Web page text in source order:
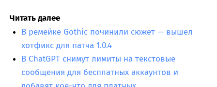
Читать далее
В ремейке Gothic починили сюжет — вышел
хотфикс для патча 1.0.4
В ChatGPT снимут лимиты на текстовые
сообщения для бесплатных аккаунтов и